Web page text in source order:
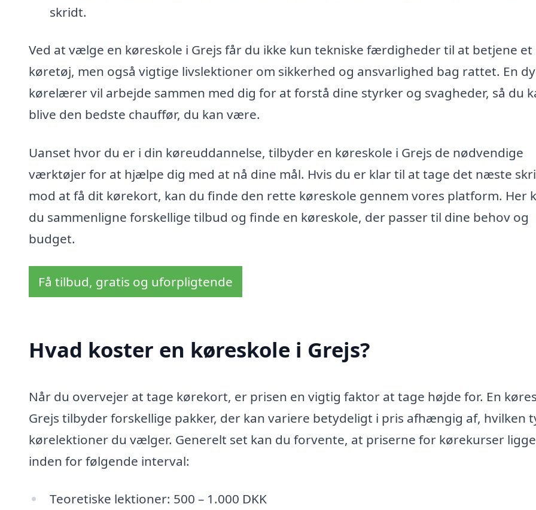
skridt.
Ved at vælge en køreskole i Grejs får du ikke kun tekniske færdigheder til at betjene et
køretøj, men også vigtige livslektioner om sikkerhed og ansvarlighed bag rattet. En
kørelærer vil arbejde sammen med dig for at forstå dine styrker og svagheder, så du
blive den bedste chauffør, du kan være.
Uanset hvor du er i din køreuddannelse, tilbyder en køreskole i Grejs de nødvendige
værktøjer for at hjælpe dig med at nå dine mål. Hvis du er klar til at tage det næste
mod at få dit kørekort, kan du finde den rette køreskole gennem vores platform. Her
du sammenligne forskellige tilbud og finde en køreskole, der passer til dine behov og
budget.
Få tilbud, gratis og uforpligtende
Hvad koster en køreskole i Grejs?
Når du overvejer at tage kørekort, er prisen en vigtig faktor at tage højde for. En
Grejs tilbyder forskellige pakker, der kan variere betydeligt i pris afhængig af, hvilken
kørelektioner du vælger. Generelt set kan du forvente, at priserne for kørekurser
inden for følgende interval:
Teoretiske lektioner: 500 – 1.000 DKK